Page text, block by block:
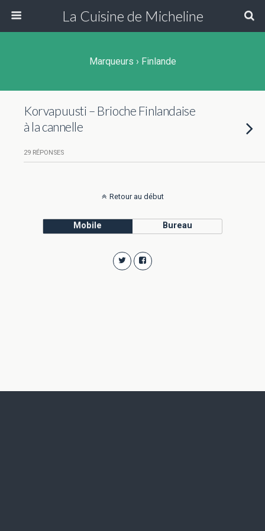
La Cuisine de Micheline
Marqueurs › Finlande
Korvapuusti – Brioche Finlandaise
à la cannelle
29 RÉPONSES
Retour au début
Mobile Bureau